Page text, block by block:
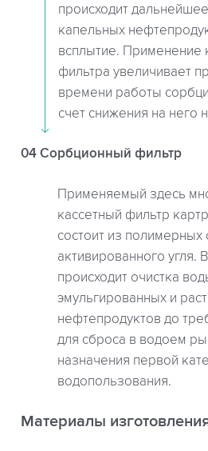
происходит
капельных
всплытие. Применение
фильтра увеличивает
времени работы
счет снижения на него
04 Сорбционный фильтр
Применяемый здесь
кассетный фильтр
состоит из полимерных
активированного угля.
происходит очистка
эмульгированных и
нефтепродуктов до
для сброса в водоем
назначения первой
водопользования.
Материалы